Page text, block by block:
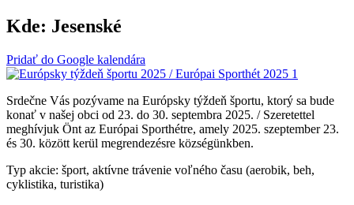
Kde: Jesenské
Pridať do Google kalendára
Srdečne Vás pozývame na Európsky týždeň športu, ktorý sa bude
konať v našej obci od 23. do 30. septembra 2025. / Szeretettel
meghívjuk Önt az Európai Sporthétre, amely 2025. szeptember 23.
és 30. között kerül megrendezésre községünkben.
Typ akcie: šport, aktívne trávenie voľného času (aerobik, beh,
cyklistika, turistika)